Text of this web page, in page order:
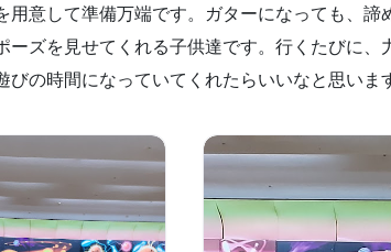
用意して準備万端です。ガターになっても、
ーズを見せてくれる子供達です。行くたびに
びの時間になっていてくれたらいいなと思いま